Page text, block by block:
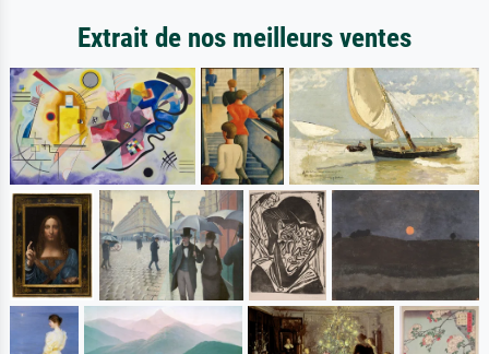
Extrait de nos meilleurs ventes